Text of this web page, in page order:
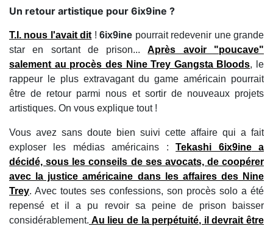
Un retour artistique pour 6ix9ine ?
T.I. nous l'avait dit !6ix9ine pourrait redevenir une grande
star en sortant de prison...Après avoir "poucave"
salement au procès desNine Trey Gangsta Bloods, le
rappeur le plus extravagant du game américain pourrait
être de retour parmi nous et sortir de nouveaux projets
artistiques. On vous explique tout !
Vous avez sans doute bien suivi cette affaire qui a fait
exploser les médias américains :Tekashi 6ix9inea
décidé, sous les conseils de ses avocats, de coopérer
avec la justice américaine dans les affaires desNine
Trey. Avec toutes ses confessions, son procès solo a été
repensé et il a pu revoir sa peine de prison baisser
considérablement. Au lieu de la perpétuité, il devrait être